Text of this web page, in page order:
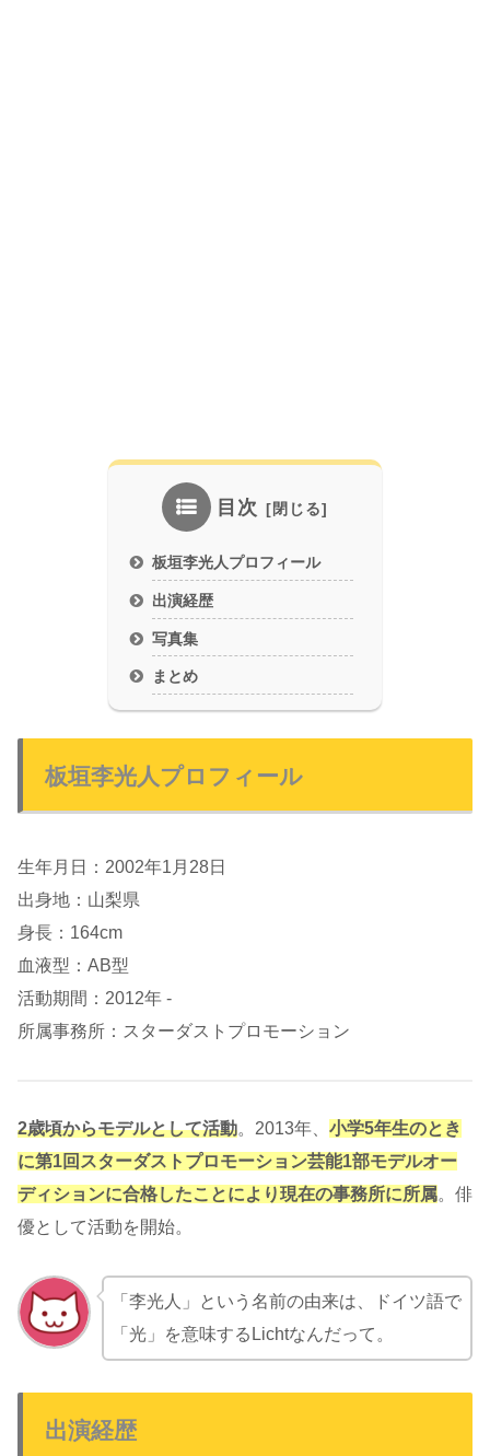
目次
板垣李光人プロフィール
出演経歴
写真集
まとめ
板垣李光人プロフィール
生年月日：2002年1月28日
出身地：山梨県
身長：164cm
血液型：AB型
活動期間：2012年 ‐
所属事務所：スターダストプロモーション
2歳頃からモデルとして活動。2013年、 小学5年生のとき
に第1回スターダストプロモーション芸能1部モデルオー
ディションに合格したことにより現在の事務所に所属。俳
優として活動を開始。
「李光人」という名前の由来は、ドイツ語で
「光」を意味するLichtなんだって。
出演経歴